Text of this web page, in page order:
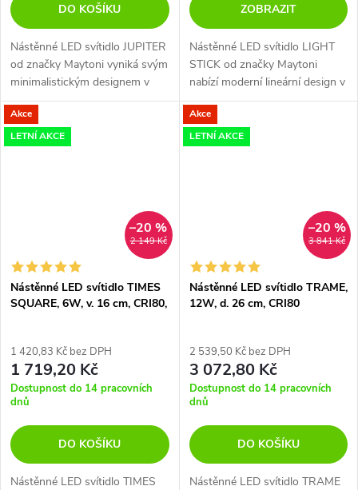
DO KOŠÍKU
Nástěnné LED svítidlo JUPITER
od značky Maytoni vyniká svým
minimalistickým designem v
mosazné barvě, který se hodí
do moderních interiérů.
ZOBRAZIT
Nástěnné LED svítidlo LIGHT
STICK od značky Maytoni
nabízí moderní lineární design v
kombinaci černé barvy a
mosazi, který se hodí do
každého interiéru.
Akce
LETNÍ AKCE
2 149 Kč
–20 %
Nástěnné LED svítidlo TIMES
SQUARE, 6W, v. 16 cm, CRI80,
1 420,83 Kč bez DPH
1 719,20 Kč
Dostupnost do 14 pracovních
dnů
DO KOŠÍKU
Nástěnné LED svítidlo TIMES
Akce
LETNÍ AKCE
3 841 Kč
–20 %
Nástěnné LED svítidlo TRAME,
12W, d. 26 cm, CRI80
2 539,50 Kč bez DPH
3 072,80 Kč
Dostupnost do 14 pracovních
dnů
DO KOŠÍKU
Nástěnné LED svítidlo TRAME